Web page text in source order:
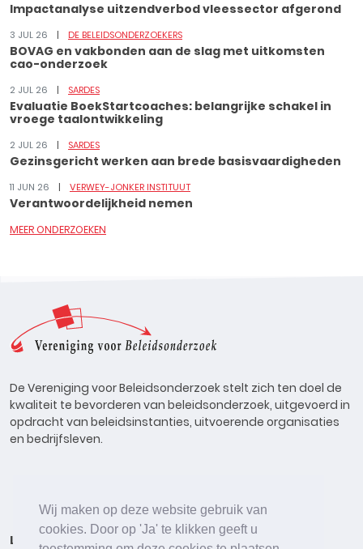
Wij maken op deze website gebruik van
cookies. Door op 'Ja' te klikken geeft u
Impactanalyse uitzendverbod vleessector afgerond
3 JUL 26 DE BELEIDSONDERZOEKERS
BOVAG en vakbonden aan de slag met uitkomsten
cao-onderzoek
2 JUL 26 SARDES
Evaluatie BoekStartcoaches: belangrijke schakel in
vroege taalontwikkeling
2 JUL 26 SARDES
Gezinsgericht werken aan brede basisvaardigheden
11 JUN 26 VERWEY-JONKER INSTITUUT
Verantwoordelijkheid nemen
MEER ONDERZOEKEN
De Vereniging voor Beleidsonderzoek stelt zich ten doel de
kwaliteit te bevorderen van beleidsonderzoek, uitgevoerd in
opdracht van beleidsinstanties, uitvoerende organisaties
en bedrijfsleven.
Lid worden Onderzoeken Agenda Vacatures